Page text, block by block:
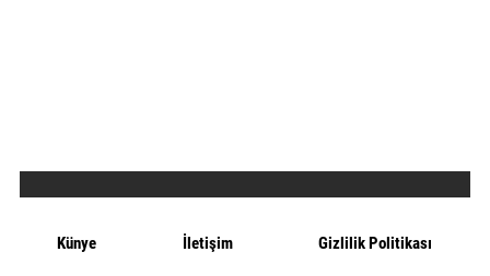
Künye İletişim Gizlilik Politikası